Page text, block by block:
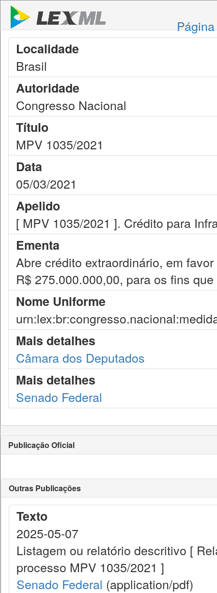
Localidade
Brasil
Autoridade
Congresso Nacional
Título
MPV 1035/2021
Data
05/03/2021
Apelido
[ MPV 1035/2021 ]. Crédito para
Ementa
Abre crédito extraordinário, em
R$ 275.000.000,00, para os fins
Nome Uniforme
Mais detalhes
Câmara dos Deputados
Mais detalhes
Senado Federal
Publicação Oficial
Outras Publicações
Texto
2025-05-07
Listagem ou relatório descritivo [
processo MPV 1035/2021 ]
Senado Federal (application/pdf)